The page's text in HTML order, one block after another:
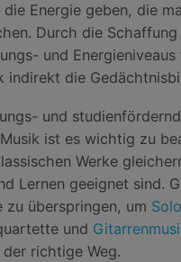
Energie geben, die
Durch die Schaffung
und
indirekt die
und
ist es wichtig zu
Werke
Lernen geeignet sind.
zu überspringen, um
und
richtige Weg.